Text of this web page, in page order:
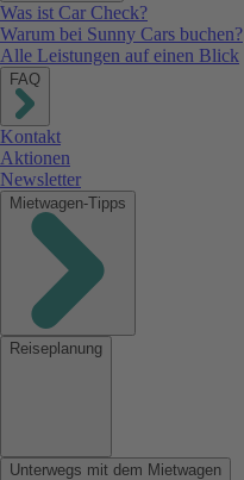
Was ist Car Check?
Warum bei Sunny Cars buchen?
Alle Leistungen auf einen Blick
FAQ
Kontakt
Aktionen
Newsletter
Mietwagen-Tipps
Reiseplanung
Unterwegs mit dem Mietwagen